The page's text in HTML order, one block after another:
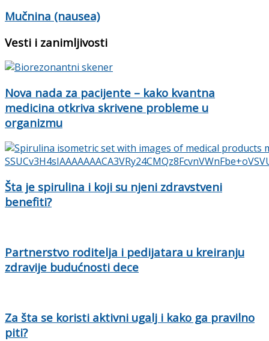
Mučnina (nausea)
Vesti i zanimljivosti
Nova nada za pacijente – kako kvantna
medicina otkriva skrivene probleme u
organizmu
Šta je spirulina i koji su njeni zdravstveni
benefiti?
Partnerstvo roditelja i pedijatara u kreiranju
zdravije budućnosti dece
Za šta se koristi aktivni ugalj i kako ga pravilno
piti?